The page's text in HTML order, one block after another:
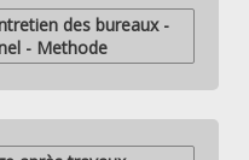
des bureaux -
- Methode